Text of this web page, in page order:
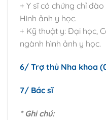
+ Y sĩ có chứng chỉ
Hình ảnh y học.
+ Kỹ thuật y: Đại học,
ngành hình ảnh y học.
6/ Trợ thủ Nha khoa
7/ Bác sĩ
* Ghi chú: